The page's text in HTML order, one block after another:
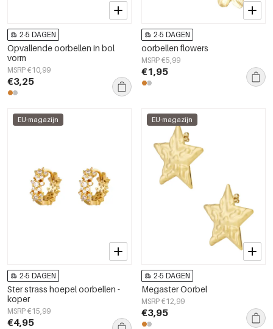
2-5 DAGEN
Opvallende oorbellen in bol
vorm
MSRP €10,99
€3,25
2-5 DAGEN
oorbellen flowers
MSRP €5,99
€1,95
EU-magazijn
2-5 DAGEN
Ster strass hoepel oorbellen -
koper
MSRP €15,99
€4,95
EU-magazijn
2-5 DAGEN
Megaster Oorbel
MSRP €12,99
€3,95